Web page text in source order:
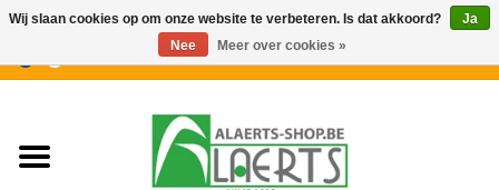
Nieuwigheden
Wij slaan cookies op om onze website te verbeteren. Is dat akkoord?
Ja
Nee
Meer over cookies »